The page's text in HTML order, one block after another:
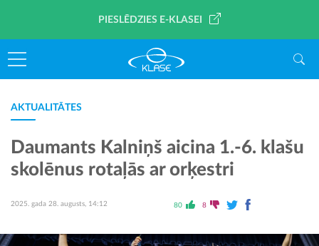
PIESLĒDZIES E-KLASEI
AKTUALITĀTES
Daumants Kalniņš aicina 1.-6. klašu
skolēnus rotaļās ar orķestri
2025. gada 28. augusts, 14:12 80 8